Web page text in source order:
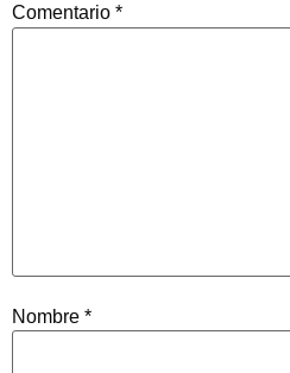
Comentario *
Nombre *